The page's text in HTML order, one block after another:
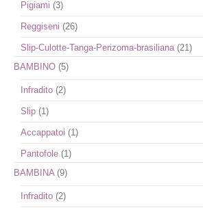
Pigiami (3)
Reggiseni (26)
Slip-Culotte-Tanga-Perizoma-brasiliana (21)
BAMBINO (5)
Infradito (2)
Slip (1)
Accappatoi (1)
Pantofole (1)
BAMBINA (9)
Infradito (2)